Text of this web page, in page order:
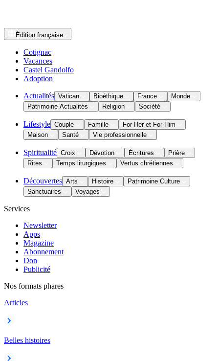
Édition française
Cotignac
Vacances
Castel Gandolfo
Adoption
Actualités Vatican Bioéthique France
Monde
Patrimoine Actualités
Religion Société
Lifestyle Couple Famille
For Her et For Him
Maison
Santé Vie professionnelle
Spiritualité Croix Dévotion Écritures
Prière
Rites
Temps liturgiques Vertus chrétiennes
Découvertes Arts Histoire
Patrimoine Culture
Sanctuaires
Voyages
Services
Newsletter
Apps
Magazine
Abonnement
Don
Publicité
Nos formats phares
Articles
Belles histoires